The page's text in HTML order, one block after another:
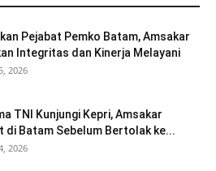
Pejabat Pemko Batam, Amsakar
Integritas dan Kinerja Melayani
2026
TNI Kunjungi Kepri, Amsakar
di Batam Sebelum Bertolak ke...
2026